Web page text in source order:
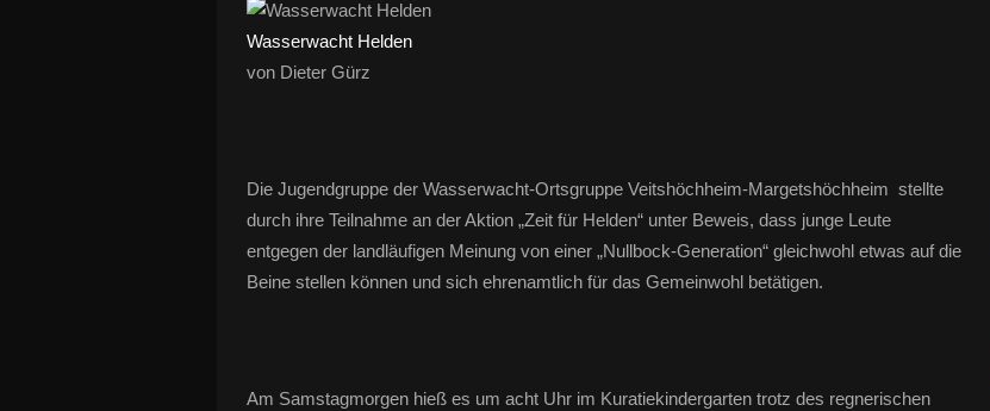
Wasserwacht Helden
von Dieter Gürz
Die Jugendgruppe der Wasserwacht-Ortsgruppe Veitshöchheim-Margetshöchheim stellte
durch ihre Teilnahme an der Aktion „Zeit für Helden“ unter Beweis, dass junge Leute
entgegen der landläufigen Meinung von einer „Nullbock-Generation“ gleichwohl etwas auf die
Beine stellen können und sich ehrenamtlich für das Gemeinwohl betätigen.
Am Samstagmorgen hieß es um acht Uhr im Kuratiekindergarten trotz des regnerischen